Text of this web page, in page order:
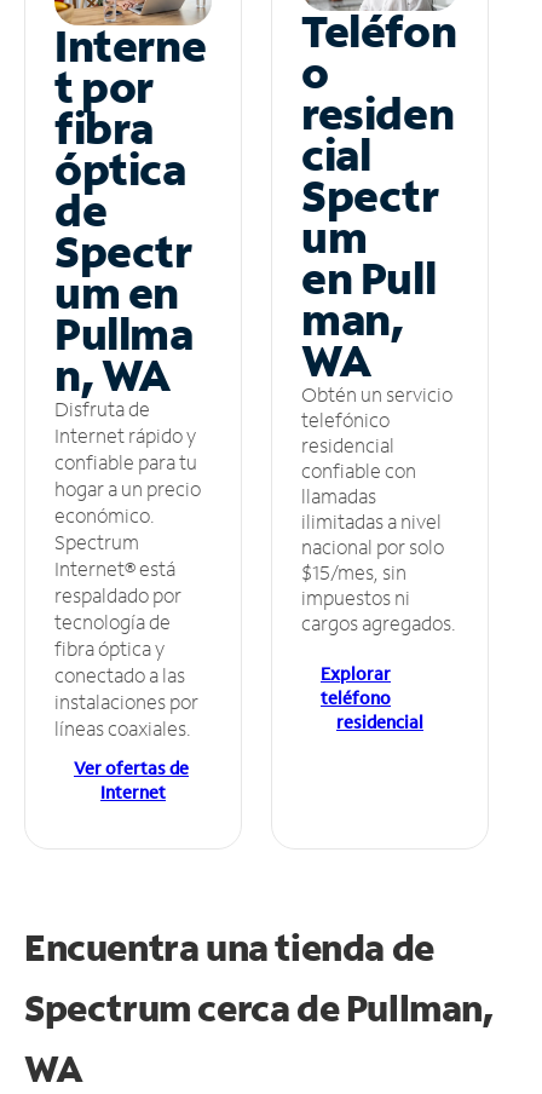
Interne
t por
fibra
óptica
de
Spectr
um en
Pullma
n, WA
Disfruta de
Internet rápido y
confiable para tu
hogar a un precio
económico.
Spectrum
Internet® está
respaldado por
tecnología de
fibra óptica y
conectado a las
instalaciones por
líneas coaxiales.
Ver ofertas de
Internet
Teléfon
o
residen
cial
Spectr
um
en Pull
man,
WA
Obtén un servicio
telefónico
residencial
confiable con
llamadas
ilimitadas a nivel
nacional por solo
$15/mes, sin
impuestos ni
cargos agregados.
Explorar
teléfono
residencial
Encuentra una tienda de
Spectrumcerca de Pullman,
WA